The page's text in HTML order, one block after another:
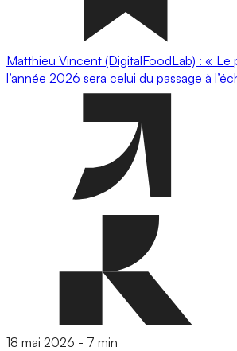
Matthieu Vincent (DigitalFoodLab) : « Le
l’année 2026 sera celui du passage à
18 mai 2026 - 7 min